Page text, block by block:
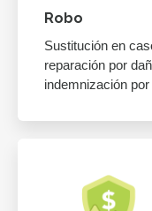
Robo
Sustitución en
reparación por
indemnización